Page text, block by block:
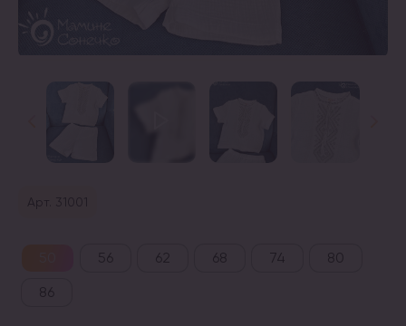
Арт. 31001
56 62 68 74
80
86